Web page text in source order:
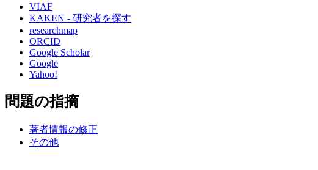
VIAF
KAKEN - 研究者を探す
researchmap
ORCID
Google Scholar
Google
Yahoo!
問題の指摘
著者情報の修正
その他